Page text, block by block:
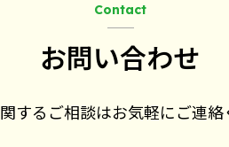
Contact
お問い合わせ
するご相談はお気軽にご連絡